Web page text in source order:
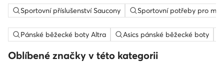
Sportovní příslušenství Saucony Sportovní potřeby pro
Pánské běžecké boty Altra Asics pánské běžecké boty
Oblíbené značky v této kategorii